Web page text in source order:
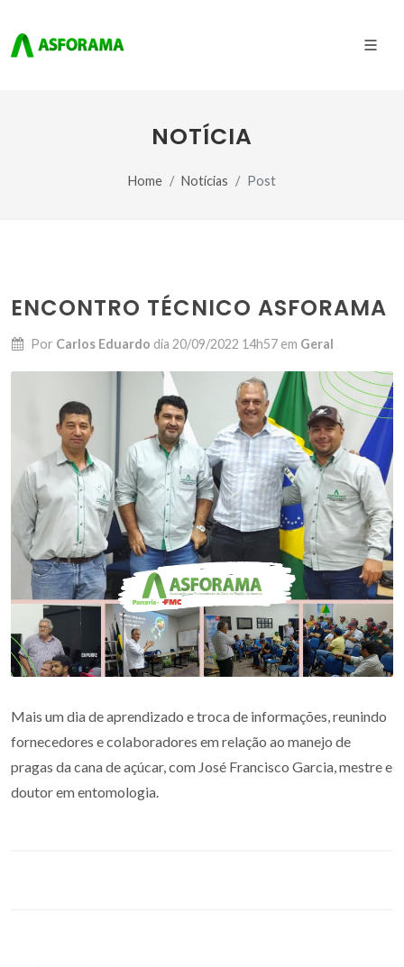
NOTÍCIA
Home Notícias Post
ENCONTRO TÉCNICO ASFORAMA
Por Carlos Eduardo dia 20/09/2022 14h57 em Geral
Mais um dia de aprendizado e troca de informações, reunindo
fornecedores e colaboradores em relação ao manejo de
pragas da cana de açúcar, com José Francisco Garcia, mestre e
doutor em entomologia.